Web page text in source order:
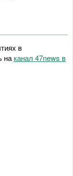
в
на канал 47news в